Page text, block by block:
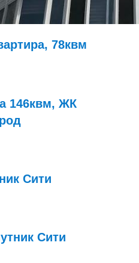
78квм
146квм, ЖК
Сити
Сити